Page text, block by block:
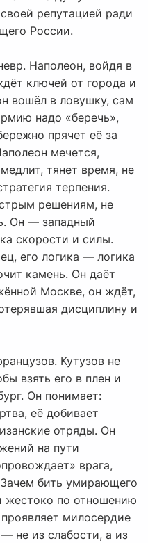
репутацией ради
России.
Наполеон, войдя в
ключей от города и
вошёл в ловушку, сам
надо «беречь»,
прячет её за
мечется,
тянет время, не
терпения.
решениям, не
Он — западный
скорости и силы.
его логика — логика
камень. Он даёт
Москве, он ждёт,
дисциплину и
Кутузов не
взять его в плен и
Он понимает:
её добивает
отряды. Он
на пути
врага,
бить умирающего
жестоко по отношению
милосердие
не из слабости, а из